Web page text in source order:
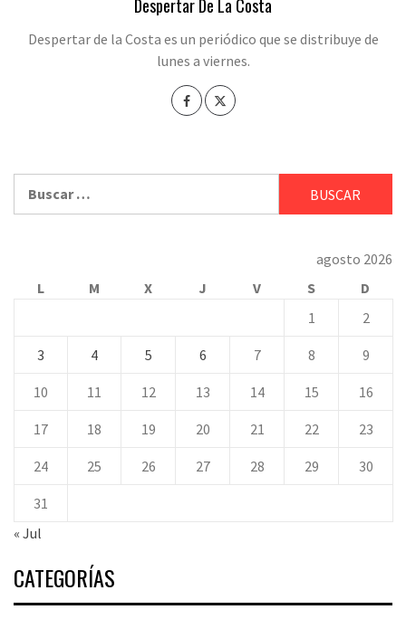
Despertar De La Costa
Despertar de la Costa es un periódico que se distribuye de
lunes a viernes.
agosto 2026
L
M X J V S
D
1
2
3 4 5 6 7 8 9
10 11 12 13 14 15 16
17 18 19 20 21 22 23
24 25 26 27 28 29 30
31
« Jul
CATEGORÍAS